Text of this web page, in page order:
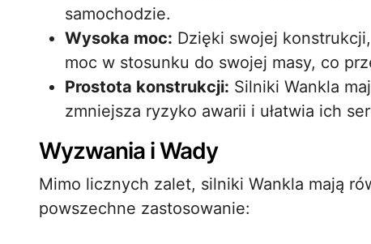
samochodzie.
Wysoka moc: Dzięki swojej
moc w stosunku do swojej masy, co
Prostota konstrukcji: Silniki Wankla
zmniejsza ryzyko awarii i ułatwia ich
Wyzwania i Wady
Mimo licznych zalet, silniki Wankla mają
powszechne zastosowanie: